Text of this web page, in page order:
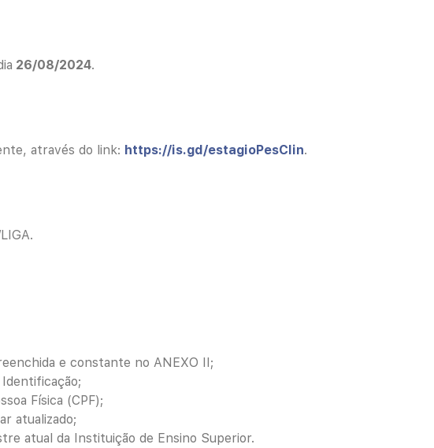
26/08/2024.
através do link: https://is.gd/estagioPesClin.
e constante no ANEXO II;
Física (CPF);
atualizado;
atual da Instituição de Ensino Superior.